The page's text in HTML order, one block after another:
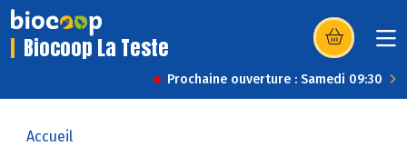
Biocoop La Teste (s’ouvre dans
Prochaine ouverture : Samedi 09:30
Accueil